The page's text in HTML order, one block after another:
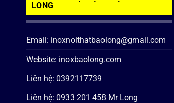
LONG
Email: inoxnoithatbaolong@gmail.com
Website: inoxbaolong.com
Liên hệ: 0392117739
Liên hệ: 0933 201 458 Mr Long